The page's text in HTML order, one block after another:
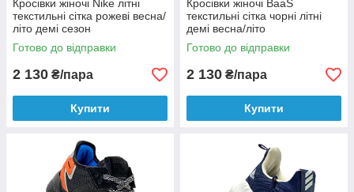
Кросівки жіночі Nike літні
текстильні сітка рожеві весна/
літо демі сезон
Готово до відправки
2 130 ₴/пара
Купити
Кросівки жіночі BaaS
текстильні сітка чорні літні
демі весна/літо
Готово до відправки
2 130 ₴/пара
Купити